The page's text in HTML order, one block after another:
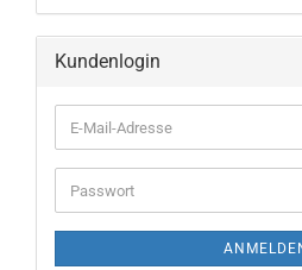
Kundenlogin